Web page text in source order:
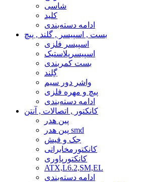
شاسی
کلید
ادامه دسته‌بندی
بست , اسپیسر , گلند , پیچ
اسپیسر فلزی
اسپیسرپلاستیک
بست کمربندی
گِلند
واشر دور سیم
پیچ و مهره فلزی
ادامه دسته‌بندی
کانکتور , اتصالات , آنتن
پین هدر
پین هدر smd
جک و فیش
کانکتورمخابراتی
کانکتورپاوری
ATX,L6.2,SM,EL
ادامه دسته‌بندی